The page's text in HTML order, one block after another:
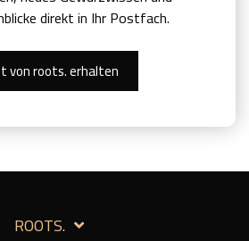
direkt in Ihr Postfach.
von roots. erhalten
ROOTS.